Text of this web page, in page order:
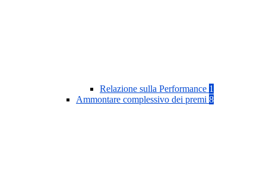
Relazione sulla Performance 1
Ammontare complessivo dei premi 8